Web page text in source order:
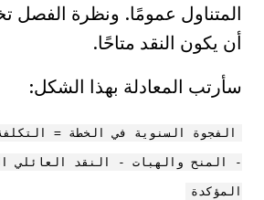
المتناول عمومًا. ونظرة
أن يكون النقد متاحًا.
سأرتب المعادلة بهذا الشكل:
الفجوة السنوية في الخطة =
المؤكدة